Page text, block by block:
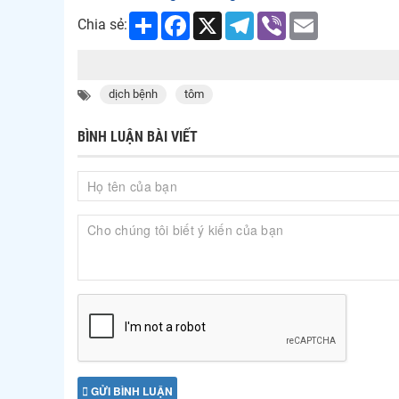
Chia sẻ:
Share Facebook
X Telegram
Viber
dịch bệnh tôm
BÌNH LUẬN BÀI VIẾT
GỬI BÌNH LUẬN